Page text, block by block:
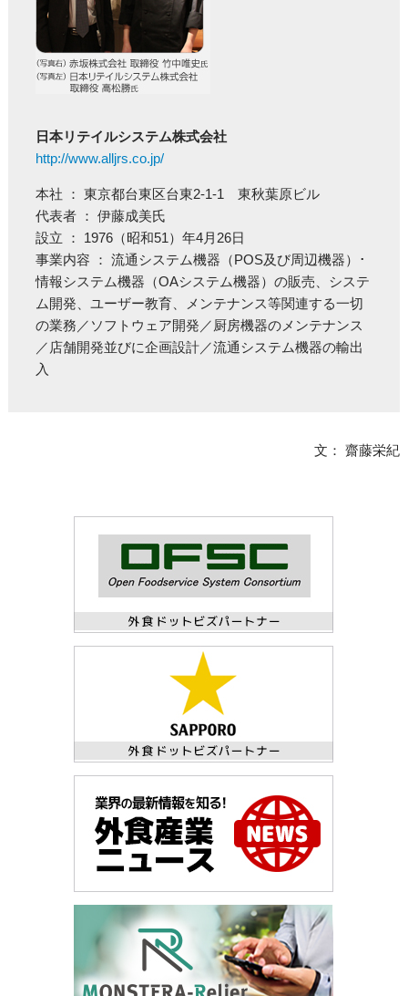
日本リテイルシステム株式会社
http://www.alljrs.co.jp/
本社 ： 東京都台東区台東2-1-1 東秋葉原ビル
代表者 ： 伊藤成美氏
設立 ： 1976（昭和51）年4月26日
事業内容 ： 流通システム機器（POS及び周辺機器）･
情報システム機器（OAシステム機器）の販売、システ
ム開発、ユーザー教育、メンテナンス等関連する一切
の業務／ソフトウェア開発／厨房機器のメンテナンス
／店舗開発並びに企画設計／流通システム機器の輸出
入
文： 齋藤栄紀